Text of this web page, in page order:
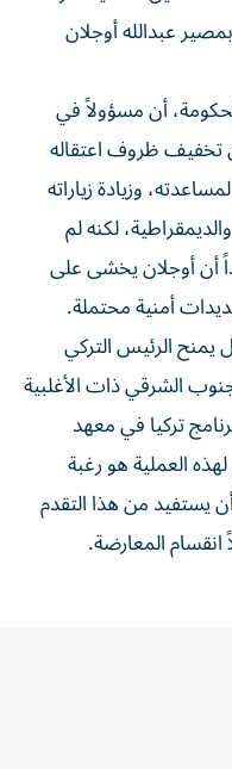
عبدالله أوجلان
أن مسؤولاً في
تخفيف ظروف اعتقاله
وزيادة زياراته
لكنه لم
أن أوجلان يخشى على
أمنية محتملة.
الرئيس التركي
الشرقي ذات الأغلبية
تركيا في معهد
العملية هو رغبة
يستفيد من هذا التقدم
2028، مستغلاً انقسام المعارضة.